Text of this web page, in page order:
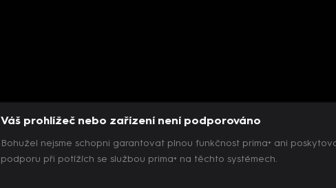
Váš prohlížeč nebo zařízení není podporováno
Bohužel nejsme schopni garantovat plnou funkčnost prima+ ani
podporu při potížích se službou prima+ na těchto systémech.